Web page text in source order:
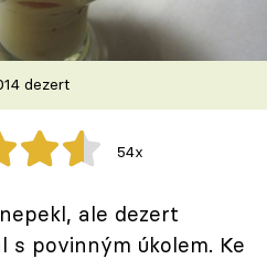
dezert
54x
ale dezert
s povinným úkolem. Ke